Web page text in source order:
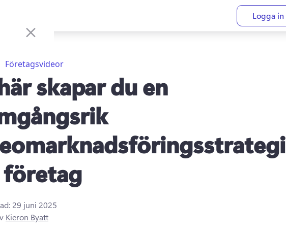
Logga in
Företagsvideor
skapar du en
29 juni 2025
Kieron Byatt